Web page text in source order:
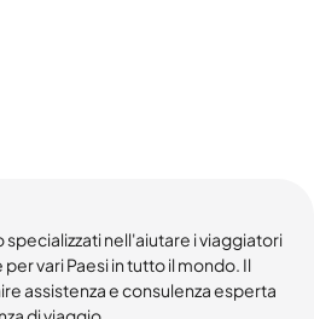
specializzati nell'aiutare i viaggiatori
vari Paesi in tutto il mondo. Il
assistenza e consulenza esperta